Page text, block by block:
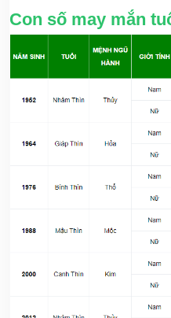
Con số may mắn